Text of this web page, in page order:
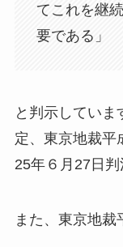
てこれを継
要である」
と判示してい
定、東京地裁平
25年６月27日判
また、東京地